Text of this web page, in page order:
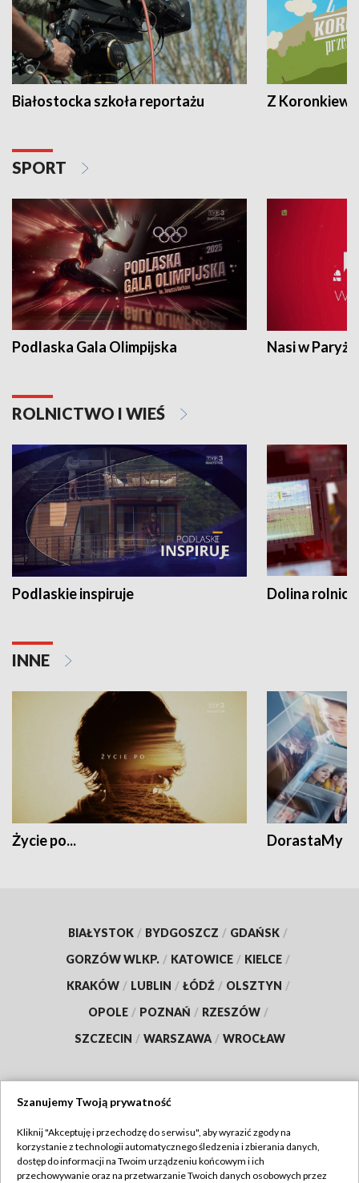
Białostocka szkoła reportażu Z
SPORT
Podlaska Gala Olimpijska Nasi w Paryżu
ROLNICTWO I WIEŚ
Podlaskie inspiruje Dolina
INNE
Życie po... DorastaMy
BIAŁYSTOK / BYDGOSZCZ / GDAŃSK /
GORZÓW WLKP. / KATOWICE / KIELCE /
KRAKÓW / LUBLIN / ŁÓDŹ / OLSZTYN /
OPOLE / POZNAŃ / RZESZÓW /
SZCZECIN / WARSZAWA / WROCŁAW
TVP
Abonament TVP
Szanujemy Twoją prywatność
Kliknij "Akceptuję i przechodzę do serwisu", aby wyrazić zgody na
korzystanie z technologii automatycznego śledzenia i zbierania danych,
dostęp do informacji na Twoim urządzeniu końcowym i ich
przechowywanie oraz na przetwarzanie Twoich danych osobowych przez